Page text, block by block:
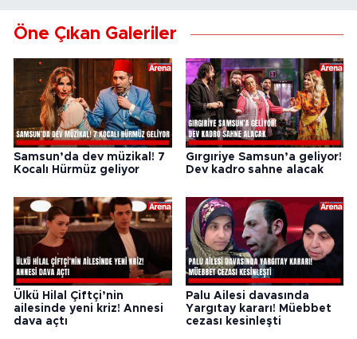
Öne Çıkan Galeriler
Samsun’da dev müzikal! 7
Kocalı Hürmüz geliyor
Gırgıriye Samsun’a geliyor!
Dev kadro sahne alacak
Ülkü Hilal Çiftçi’nin
ailesinde yeni kriz! Annesi
dava açtı
Palu Ailesi davasında
Yargıtay kararı! Müebbet
cezası kesinleşti